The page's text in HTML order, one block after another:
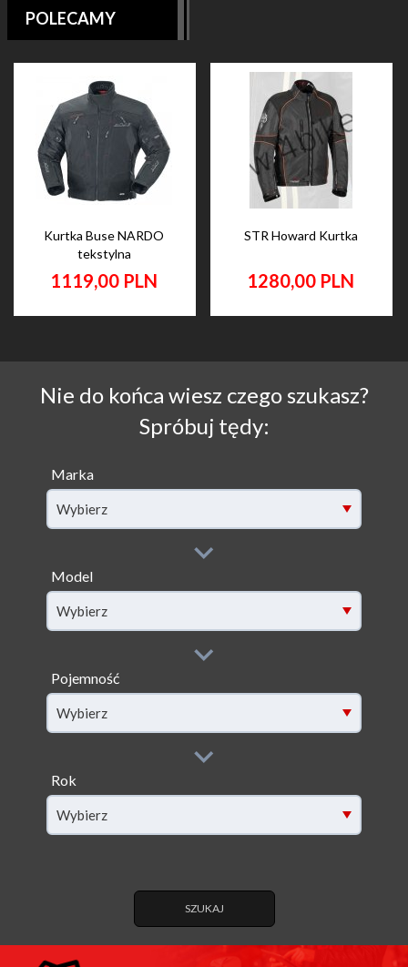
POLECAMY
Kurtka Buse NARDO
tekstylna
1119,00 PLN
STR Howard Kurtka
1280,00 PLN
Nie do końca wiesz czego szukasz?
Spróbuj tędy:
Marka
Wybierz
Model
filter[model]
Wybierz
Pojemność
filter[capacity]
Wybierz
Rok
filter[year]
Wybierz
SZUKAJ